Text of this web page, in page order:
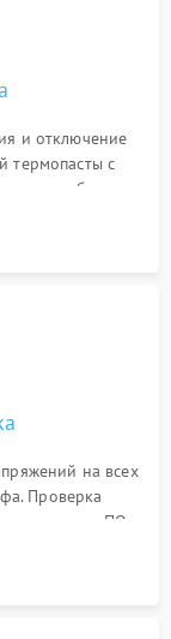
и отключение
термопасты с
с банок
и окислов.
на всех
Проверка
ПО